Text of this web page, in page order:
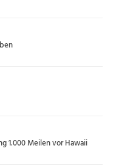
1.000 Meilen vor Hawaii